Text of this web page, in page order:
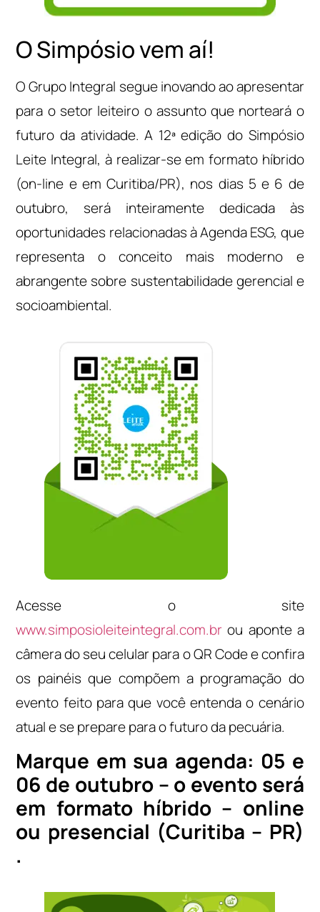
O Simpósio vem aí!
O Grupo Integral segue inovando ao apresentar
para o setor leiteiro o assunto que norteará o
futuro da atividade. A 12ª edição do Simpósio
Leite Integral, à realizar-se em formato híbrido
(on-line e em Curitiba/PR), nos dias 5 e 6 de
outubro, será inteiramente dedicada às
oportunidades relacionadas à Agenda ESG, que
representa o conceito mais moderno e
abrangente sobre sustentabilidade gerencial e
socioambiental.
Acesse o site
www.simposioleiteintegral.com.br ou aponte a
câmera do seu celular para o QR Code e confira
os painéis que compõem a programação do
evento feito para que você entenda o cenário
atual e se prepare para o futuro da pecuária.
Marque em sua agenda: 05 e
06 de outubro – o evento será
em formato híbrido – online
ou presencial (Curitiba – PR)
.